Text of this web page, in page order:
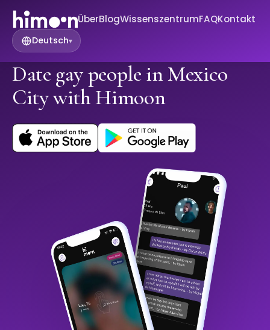
ÜberBlogWissenszentrumFAQKontakt
Deutsch▾
Date gay people in Mexico
City with Himoon